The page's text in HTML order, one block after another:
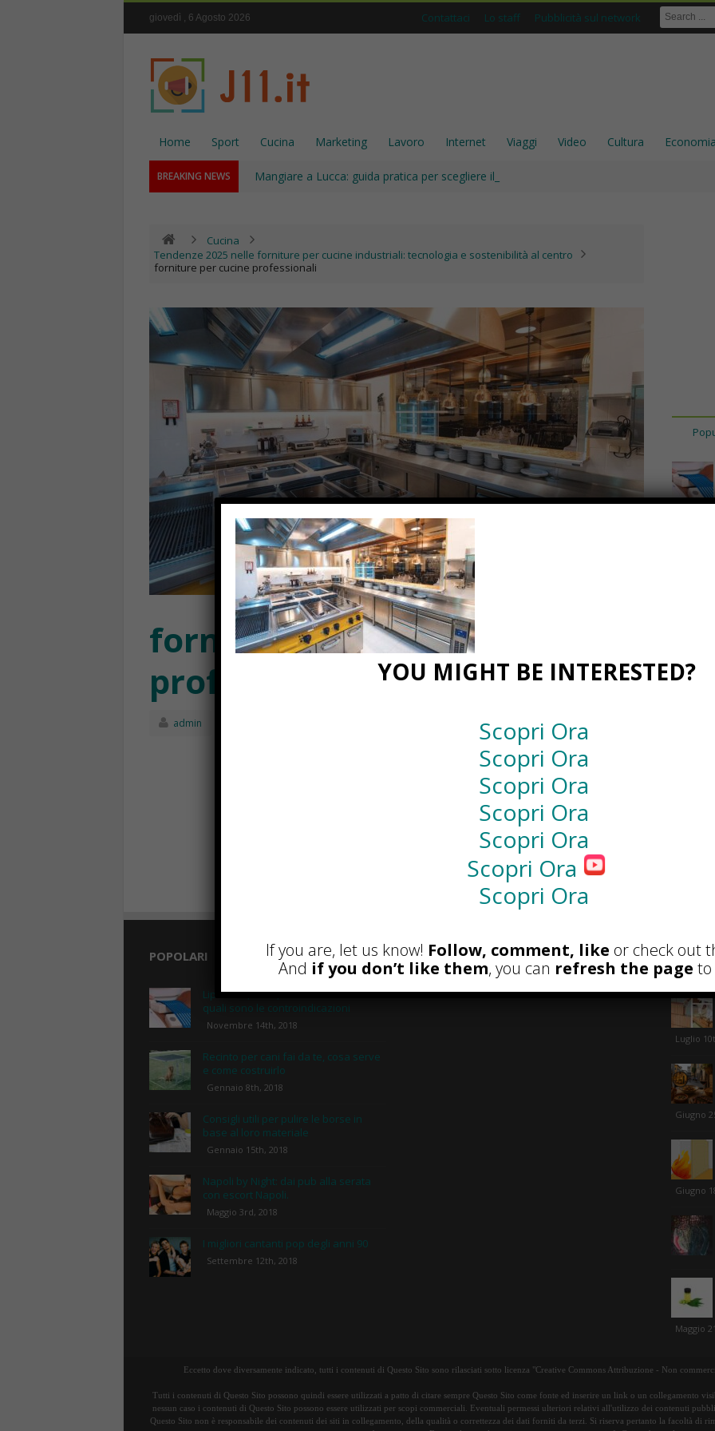
giovedì , 6 Agosto 2026 Contattaci Lo staff Pubblicità sul network
Home Sport Cucina Marketing Lavoro Internet Viaggi Video Cultura Economia
BREAKING NEWS Mangiare a Lucca: guida pratica per scegliere il ristorante giusto nel centro storico
Cucina
Tendenze 2025 nelle forniture per cucine industriali: tecnologia e sostenibilità al centro
forniture per cucine professionali
forniture per cucine
professionali
admin
POPOLARI
Lipolaser, cos’è, come funziona e
quali sono le controindicazioni
Novembre 14th, 2018
Recinto per cani fai da te, cosa serve
e come costruirlo
Gennaio 8th, 2018
Consigli utili per pulire le borse in
base al loro materiale
Gennaio 15th, 2018
Napoli by Night: dai pub alla serata
con escort Napoli.
Maggio 3rd, 2018
I migliori cantanti pop degli anni 90
Settembre 12th, 2018
RECENSIONI POST
Luglio
Giugno
Giugno
Maggio
Eccetto dove diversamente indicato, tutti i contenuti di Questo Sito sono rilasciati sotto licenza "Creative Commons Attribuzione - Non
Tutti i contenuti di Questo Sito possono quindi essere utilizzati a patto di citare sempre Questo Sito come fonte ed inserire un link o un collegamento
nessun caso i contenuti di Questo Sito possono essere utilizzati per scopi commerciali. Eventuali permessi ulteriori relativi all'utilizzo dei contenuti
Questo Sito non è responsabile dei contenuti dei siti in collegamento, della qualità o correttezza dei dati forniti da terzi. Si riserva pertanto la facoltà di
YOU MIGHT BE INTERESTED?
Scopri Ora
Scopri Ora
Scopri Ora
Scopri Ora
Scopri Ora
Scopri Ora
Scopri Ora
If you are, let us know! Follow, comment, like or check out
And if you don’t like them, you can refresh the page to